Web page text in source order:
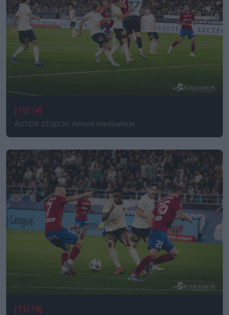
[10/74]
AUTOR ZDJĘCIA: Antoni Niedźwiecki
[11/74]